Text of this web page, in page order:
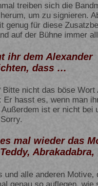
treiben sich die
um zu signieren.
genug für diese
auf der Bühne immer
ihr dem Alexander
dass …
Bitte nicht das böse Wort
Er hasst es, wenn man
Außerdem ist er nicht bei
mal wieder das
Abrakadabra,
und alle anderen
genau so auflegen,